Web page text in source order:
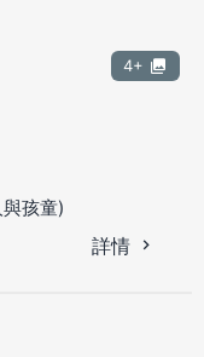
4+
孩童)
詳情